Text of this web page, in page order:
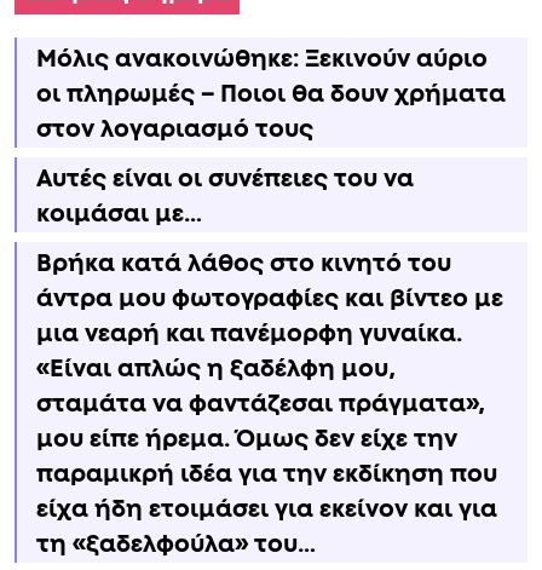
Μόλις ανακοινώθηκε: Ξεκινούν αύριο
οι πληρωμές – Ποιοι θα δουν χρήματα
στον λογαριασμό τους
Αυτές είναι οι συνέπειες του να
κοιμάσαι με…
Βρήκα κατά λάθος στο κινητό του
άντρα μου φωτογραφίες και βίντεο με
μια νεαρή και πανέμορφη γυναίκα.
«Είναι απλώς η ξαδέλφη μου,
σταμάτα να φαντάζεσαι πράγματα»,
μου είπε ήρεμα. Όμως δεν είχε την
παραμικρή ιδέα για την εκδίκηση που
είχα ήδη ετοιμάσει για εκείνον και για
τη «ξαδελφούλα» του…